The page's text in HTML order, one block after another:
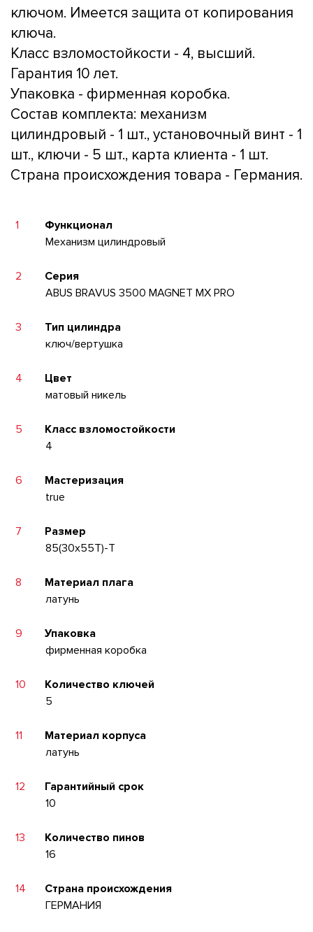
ключом. Имеется защита от копирования
ключа.
Класс взломостойкости - 4, высший.
Гарантия 10 лет.
Упаковка - фирменная коробка.
Состав комплекта: механизм
цилиндровый - 1 шт., установочный винт - 1
шт., ключи - 5 шт., карта клиента - 1 шт.
Страна происхождения товара - Германия.
1
Функционал
Механизм цилиндровый
2
Серия
ABUS BRAVUS 3500 MAGNET MX PRO
3
Тип цилиндра
ключ/вертушка
4
Цвет
матовый никель
5
Класс взломостойкости
4
6
Мастеризация
true
7
Размер
85(30x55T)-T
8
Материал плага
латунь
9
Упаковка
фирменная коробка
10
Количество ключей
5
11
Материал корпуса
латунь
12
Гарантийный срок
10
13
Количество пинов
16
14
Страна происхождения
ГЕРМАНИЯ